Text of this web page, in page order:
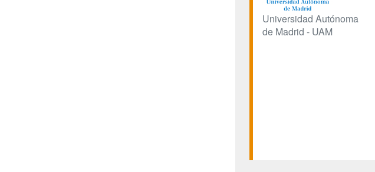
Universidad Autónoma
de Madrid - UAM